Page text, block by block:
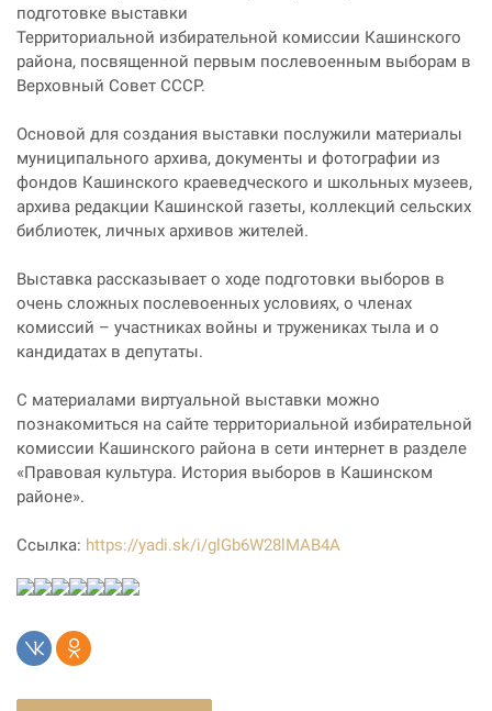
подготовке выставки
Территориальной избирательной комиссии Кашинского
района, посвященной первым послевоенным выборам в
Верховный Совет СССР.
Основой для создания выставки послужили материалы
муниципального архива, документы и фотографии из
фондов Кашинского краеведческого и школьных музеев,
архива редакции Кашинской газеты, коллекций сельских
библиотек, личных архивов жителей.
Выставка рассказывает о ходе подготовки выборов в
очень сложных послевоенных условиях, о членах
комиссий – участниках войны и тружениках тыла и о
кандидатах в депутаты.
С материалами виртуальной выставки можно
познакомиться на сайте территориальной избирательной
комиссии Кашинского района в сети интернет в разделе
«Правовая культура. История выборов в Кашинском
районе».
Ссылка: https://yadi.sk/i/glGb6W28lMAB4A